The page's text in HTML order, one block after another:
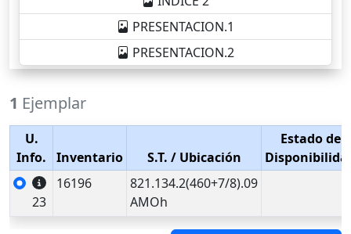
PRESENTACION.1
PRESENTACION.2
1 Ejemplar
U.
Info.
Inventario S.T. / Ubicación
Estado de
23
16196
821.134.2(460+7/8).09
AMOh